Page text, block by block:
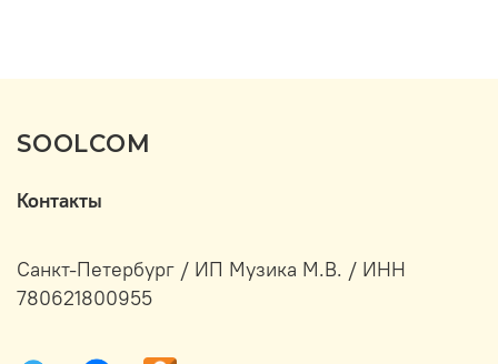
SOOLCOM
Контакты
Санкт-Петербург / ИП Музика М.В. / ИНН
780621800955